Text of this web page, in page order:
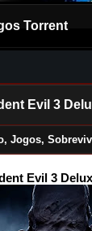
Torrent
Evil 3
, Jogos,
Evil 3